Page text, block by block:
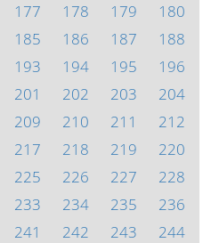
177 178 179
180
185 186 187
188
193 194 195
196
201 202 203
204
209 210 211
212
217 218 219
220
225 226 227
228
233 234 235
236
241 242 243
244